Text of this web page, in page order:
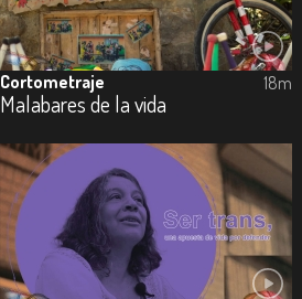
Cortometraje
Malabares de la vida
18m